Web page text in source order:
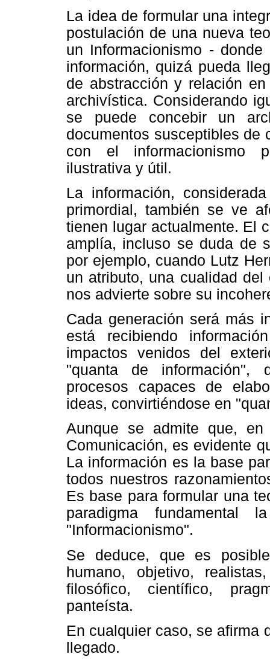
La idea de formular una
postulación de una nueva
un Informacionismo -
información, quizá pueda
de abstracción y relación
archivística. Considerando
se puede concebir un
documentos susceptibles de
con el informacionismo
ilustrativa y útil.
La información,
primordial, también se ve
tienen lugar actualmente. El
amplía, incluso se duda de
por ejemplo, cuando Lutz
un atributo, una cualidad
nos advierte sobre su
Cada generación será más
está recibiendo
impactos venidos del
"quanta de información",
procesos capaces de
ideas, convirtiéndose en
Aunque se admite que,
Comunicación, es evidente
La información es la base
todos nuestros
Es base para formular una
paradigma fundamental
"Informacionismo".
Se deduce, que es
humano, objetivo,
filosófico, científico,
panteísta.
En cualquier caso, se afirma
llegado.